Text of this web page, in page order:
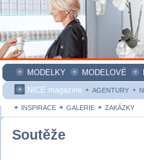
MODELKY MODELOVÉ
NICE magazine
AGENTURY
INSPIRACE GALERIE ZAKÁZKY
Soutěže